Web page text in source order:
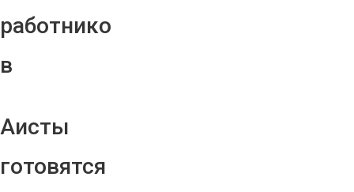
работнико
в
Аисты
готовятся